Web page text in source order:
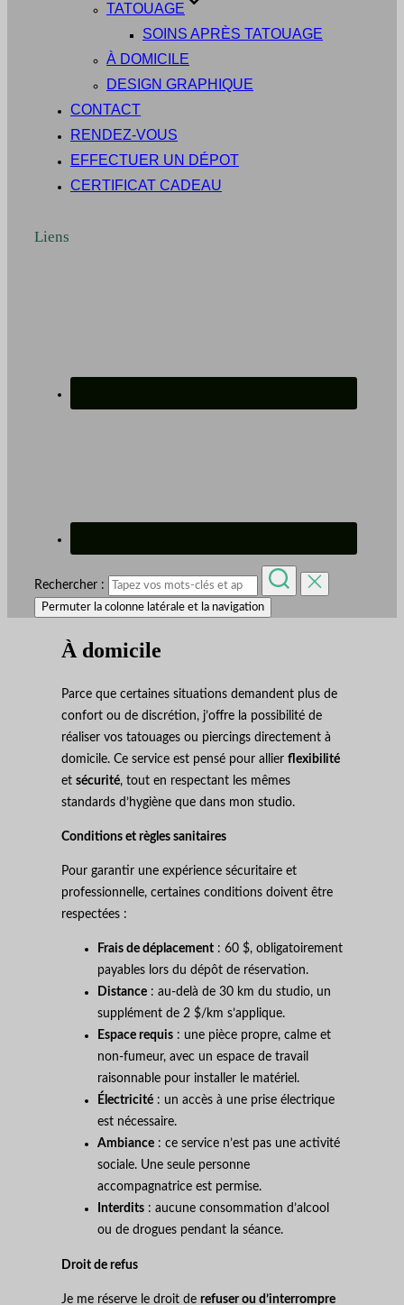
TATOUAGE
SOINS APRÈS TATOUAGE
À DOMICILE
DESIGN GRAPHIQUE
CONTACT
RENDEZ-VOUS
EFFECTUER UN DÉPOT
CERTIFICAT CADEAU
Liens
Rechercher :
Permuter la colonne latérale et la navigation
À domicile
Parce que certaines situations demandent plus de
confort ou de discrétion, j’offre la possibilité de
réaliser vos tatouages ou piercings directement à
domicile. Ce service est pensé pour allier flexibilité
et sécurité, tout en respectant les mêmes
standards d’hygiène que dans mon studio.
Conditions et règles sanitaires
Pour garantir une expérience sécuritaire et
professionnelle, certaines conditions doivent être
respectées :
Frais de déplacement : 60 $, obligatoirement
payables lors du dépôt de réservation.
Distance : au-delà de 30 km du studio, un
supplément de 2 $/km s’applique.
Espace requis : une pièce propre, calme et
non-fumeur, avec un espace de travail
raisonnable pour installer le matériel.
Électricité : un accès à une prise électrique
est nécessaire.
Ambiance : ce service n’est pas une activité
sociale. Une seule personne
accompagnatrice est permise.
Interdits : aucune consommation d’alcool
ou de drogues pendant la séance.
Droit de refus
Je me réserve le droit de refuser ou d’interrompre